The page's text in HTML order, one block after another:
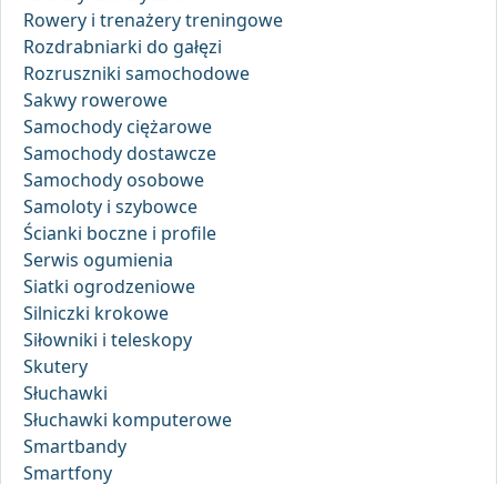
Rowery i trenażery treningowe
Rozdrabniarki do gałęzi
Rozruszniki samochodowe
Sakwy rowerowe
Samochody ciężarowe
Samochody dostawcze
Samochody osobowe
Samoloty i szybowce
Ścianki boczne i profile
Serwis ogumienia
Siatki ogrodzeniowe
Silniczki krokowe
Siłowniki i teleskopy
Skutery
Słuchawki
Słuchawki komputerowe
Smartbandy
Smartfony